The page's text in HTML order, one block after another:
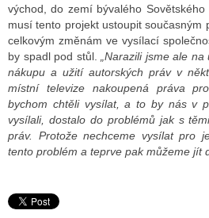
východ, do zemí bývalého
musí tento projekt ustoupit současným
celkovým změnám ve vysílací
by spadl pod stůl.
„Narazili jsme ale
nákupu a užití autorských práv v
místní televize nakoupená práva
bychom chtěli vysílat, a to by nás v
vysílali, dostalo do problémů jak s
práv. Protože nechceme vysílat pro
tento problém a teprve pak můžeme jít